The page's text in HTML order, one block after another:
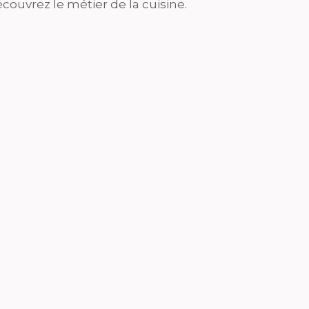
le métier de la cuisine.